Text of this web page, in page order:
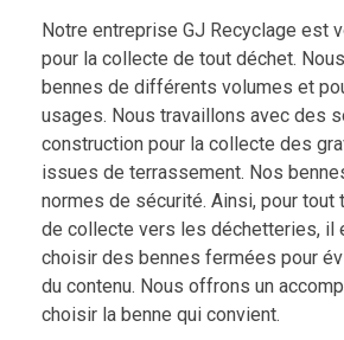
Notre entreprise GJ Recyclage est
pour la collecte de tout déchet.
bennes de différents volumes et
usages. Nous travaillons avec des
construction pour la collecte des
issues de terrassement. Nos
normes de sécurité. Ainsi, pour tout
de collecte vers les déchetteries, il
choisir des bennes fermées pour
du contenu. Nous offrons un
choisir la benne qui convient.